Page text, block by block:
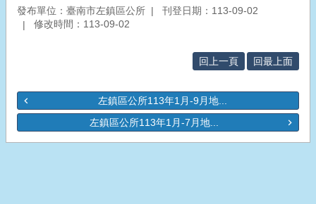
發布單位：臺南市左鎮區公所
刊登日期：113-09-02
修改時間：113-09-02
回上一頁 回最上面
左鎮區公所113年1月-9月地...
左鎮區公所113年1月-7月地...